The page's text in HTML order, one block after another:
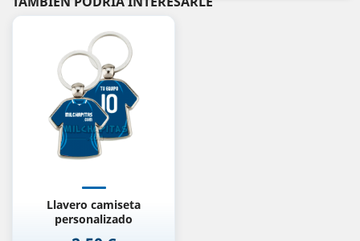
Llavero camiseta
personalizado
(5)